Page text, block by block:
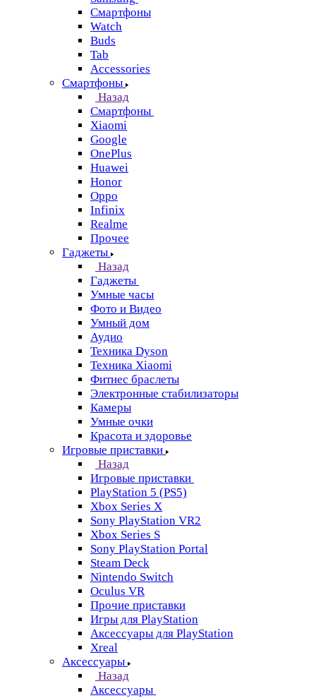
Смартфоны
Watch
Buds
Tab
Accessories
Смартфоны
Назад
Смартфоны
Xiaomi
Google
OnePlus
Huawei
Honor
Oppo
Infinix
Realme
Прочее
Гаджеты
Назад
Гаджеты
Умные часы
Фото и Видео
Умный дом
Аудио
Техника Dyson
Техника Xiaomi
Фитнес браслеты
Электронные стабилизаторы
Камеры
Умные очки
Красота и здоровье
Игровые приставки
Назад
Игровые приставки
PlayStation 5 (PS5)
Xbox Series X
Sony PlayStation VR2
Xbox Series S
Sony PlayStation Portal
Steam Deck
Nintendo Switch
Oculus VR
Прочие приставки
Игры для PlayStation
Аксессуары для PlayStation
Xreal
Аксессуары
Назад
Аксессуары